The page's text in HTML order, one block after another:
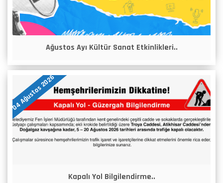
Ağustos Ayı Kültür Sanat Etkinlikleri..
04 Ağustos 2026
Kapalı Yol Bilgilendirme..